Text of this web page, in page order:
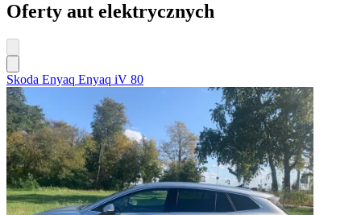
Oferty aut elektrycznych
Skoda Enyaq Enyaq iV 80